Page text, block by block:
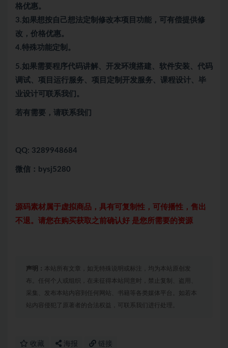
格优惠。
3.如果想按自己想法定制修改本项目功能，可有偿提供修
改，价格优惠。
4.特殊功能定制。
5.如果需要程序代码讲解、开发环境搭建、软件安装、代码
调试、项目运行服务、项目定制开发服务、课程设计、毕
业设计可联系我们。
若有需要，请联系我们
QQ: 3289948684
微信：bysj5280
源码素材属于虚拟商品，具有可复制性，可传播性，售出
不退。请您在购买获取之前确认好 是您所需要的资源
声明： 本站所有文章，如无特殊说明或标注，均为本站原创发
布。任何个人或组织，在未征得本站同意时，禁止复制、盗用、
采集、发布本站内容到任何网站、书籍等各类媒体平台。如若本
站内容侵犯了原著者的合法权益，可联系我们进行处理。
收藏 海报 链接